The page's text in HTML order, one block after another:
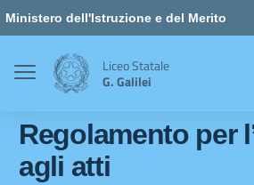
Vai ai contenuti
Vai al menu di navigazione
Vai al footer
Ministero dell'Istruzione e del Merito
Liceo Statale
G. Galilei
Regolamento per
agli atti